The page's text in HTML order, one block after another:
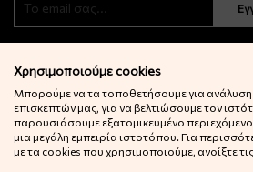
© 2022 Little Big Things. Αll
Χρησιμοποιούμε cookies
Μπορούμε να τα τοποθετήσουμε για
επισκεπτών μας, για να βελτιώσουμε τον
παρουσιάσουμε εξατομικευμένο
μια μεγάλη εμπειρία ιστοτόπου. Για
με τα cookies που χρησιμοποιούμε, ανοίξτε